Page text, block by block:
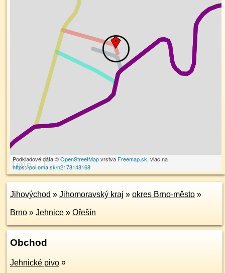
100 m
Podkladové dáta ©OpenStreetMapvrstva Freemap.sk, viac na
https://poi.oma.sk/n2178148168
Jihovýchod » Jihomoravský kraj » okres Brno-město »
Brno » Jehnice » Ořešín
Obchod
Jehnické pivo ¤